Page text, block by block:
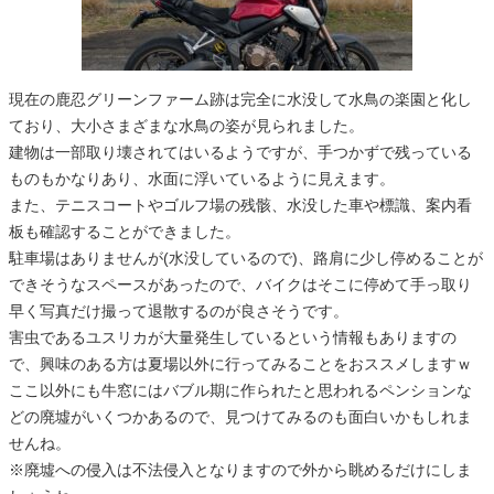
現在の鹿忍グリーンファーム跡は完全に水没して水鳥の楽園と化し
ており、大小さまざまな水鳥の姿が見られました。
建物は一部取り壊されてはいるようですが、手つかずで残っている
ものもかなりあり、水面に浮いているように見えます。
また、テニスコートやゴルフ場の残骸、水没した車や標識、案内看
板も確認することができました。
駐車場はありませんが(水没しているので)、路肩に少し停めることが
できそうなスペースがあったので、バイクはそこに停めて手っ取り
早く写真だけ撮って退散するのが良さそうです。
害虫であるユスリカが大量発生しているという情報もありますの
で、興味のある方は夏場以外に行ってみることをおススメしますｗ
ここ以外にも牛窓にはバブル期に作られたと思われるペンションな
どの廃墟がいくつかあるので、見つけてみるのも面白いかもしれま
せんね。
※廃墟への侵入は不法侵入となりますので外から眺めるだけにしま